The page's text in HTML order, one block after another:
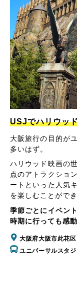
USJでハリウッ
大阪旅行の目的が
多いはず。
ハリウッド映画の
点のアトラクショ
ートといった人気
を楽しむことができ
季節ごとにイベン
時期に行っても感
大阪府大阪市此花区
ユニバーサルスタ